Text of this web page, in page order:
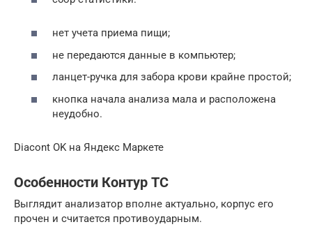
нет учета приема пищи;
не передаются данные в компьютер;
ланцет-ручка для забора крови крайне простой;
кнопка начала анализа мала и расположена
неудобно.
Diacont OK на Яндекс Маркете
Особенности Контур ТС
Выглядит анализатор вполне актуально, корпус его
прочен и считается противоударным.